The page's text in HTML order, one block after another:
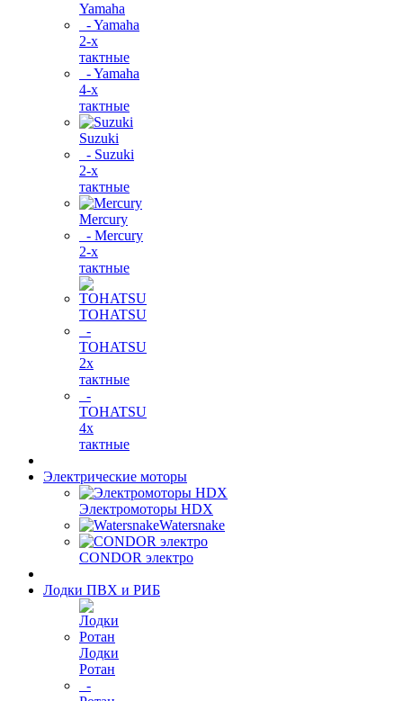
Yamaha
- Yamaha
2-х
тактные
- Yamaha
4-х
тактные
Suzuki
- Suzuki
2-х
тактные
Mercury
- Mercury
2-х
тактные
TOHATSU
-
TOHATSU
2х
тактные
-
TOHATSU
4х
тактные
Электрические моторы
Электромоторы HDX
Watersnake
CONDOR электро
Лодки ПВХ и РИБ
Лодки
Ротан
-